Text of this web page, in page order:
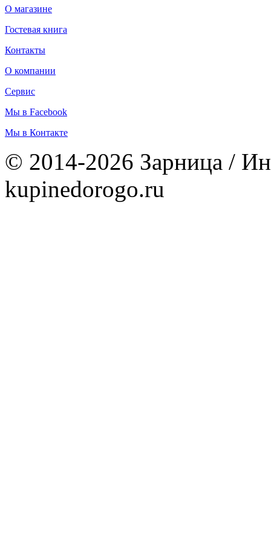
О магазине
Гостевая книга
Контакты
О компании
Сервис
Мы в Facebook
Мы в Контакте
© 2014-2026 Зарница /
kupinedorogo.ru